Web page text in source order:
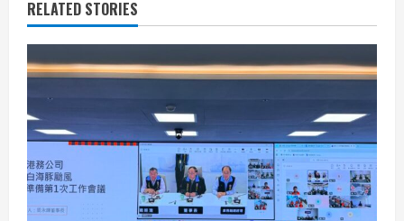
e
R
e
a
d
RELATED STORIES